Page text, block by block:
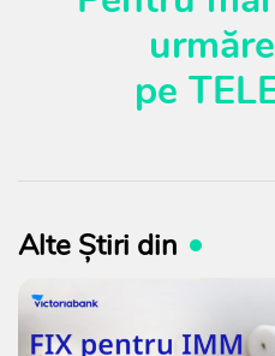
pe
Alte Știri din